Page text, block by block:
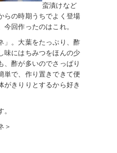
蛮漬けなど
らの時期うちでよく登場
回作ったのはこれ。
」。大葉をたっぷり、酢
味にはちみつをほんの少
、酢が多いのでさっぱり
単で、作り置きできて便
がきりりとするから好き
＞